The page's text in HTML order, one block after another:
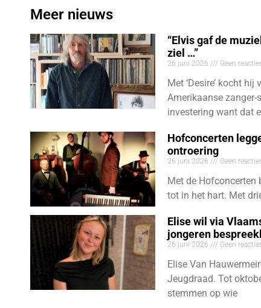
Meer nieuws
“Elvis gaf de
ziel …”
26 juni 2026 Geen
Met ‘Desire’ kocht
Amerikaanse
investering want dat
Hofconcerten
ontroering
26 juni 2026 Geen
Met de Hofconcerten
tot in het hart. Met
Elise wil via
jongeren
26 juni 2026 Geen
Elise Van
Jeugdraad. Tot
stemmen op wie